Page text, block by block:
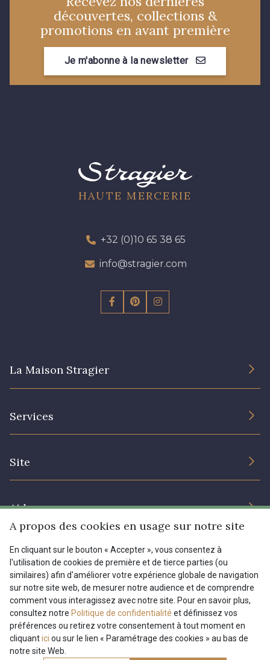
découvertes, collections &
promotions en avant première
Je m'abonne à la newsletter
HAUTE MERCERIE
+32 (0)10 65 38 65
info@stragier.com
La Maison Stragier
Services
Site
Prix réduits
Aide
Livraison : France, Belgique, International
Retours & réclamations
FAQ - Questions fréquentes
Modes de paiements
Menu
Tous nos tissus
Magazine
FR EN
A propos des cookies en usage sur notre site
En cliquant sur le bouton « Accepter », vous consentez à
l'utilisation de cookies de première et de tierce parties (ou
similaires) afin d'améliorer votre expérience globale de navigation
sur notre site web, de mesurer notre audience et de comprendre
comment vous interagissez avec notre site. Pour en savoir plus,
consultez notre Politique de confidentialité et définissez vos
préférences ou retirez votre consentement à tout moment en
cliquantici ou sur le lien « Paramétrage des cookies » au bas de
notre site Web.